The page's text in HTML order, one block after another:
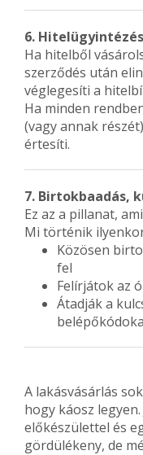
6.
Ha hitelből
szerződés után
véglegesíti a
Ha minden
(vagy annak
értesíti.
7. Birtokbaadás,
Ez az a pillanat,
Mi történik
Közösen
fel
Felírjátok az
Átadják a
A lakásvásárlás
hogy káosz
előkészülettel és
gördülékeny, de